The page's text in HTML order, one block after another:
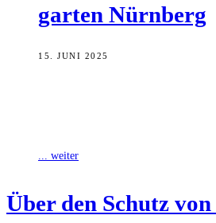
gar­ten Nürnberg
15. JUNI 2025
... weiter
Über den Schutz